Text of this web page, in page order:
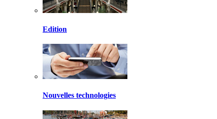
Edition
Nouvelles technologies